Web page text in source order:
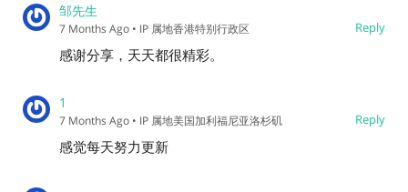
邹先生
Reply
7 Months Ago • IP 属地香港特别行政区
感谢分享，天天都很精彩。
1
Reply
7 Months Ago • IP 属地美国加利福尼亚洛杉矶
感觉每天努力更新